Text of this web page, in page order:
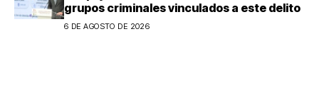
grupos criminales vinculados a este delito
6 DE AGOSTO DE 2026